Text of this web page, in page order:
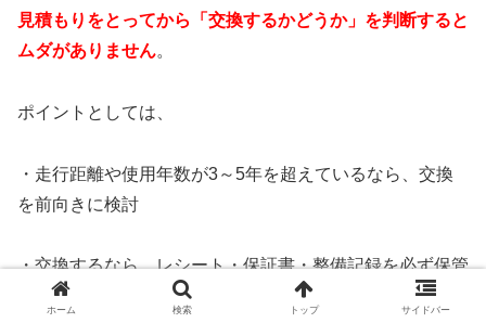
見積もりをとってから「交換するかどうか」を判断すると
ムダがありません。
ポイントとしては、
・走行距離や使用年数が3～5年を超えているなら、交換
を前向きに検討
・交換するなら、レシート・保証書・整備記録を必ず保管
ホーム 検索 トップ サイドバー